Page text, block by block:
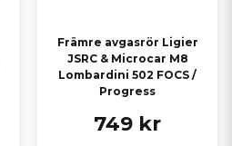
Främre avgasrör Ligier
JSRC & Microcar M8
Lombardini 502 FOCS /
Progress
749 kr